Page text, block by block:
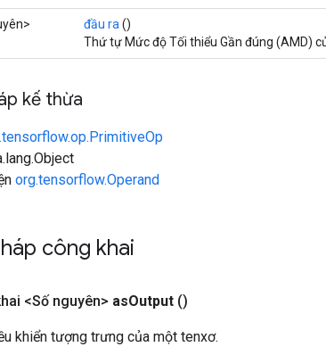
đầu ra ()
Thứ tự Mức độ Tối thiểu Gần đúng (AMD)
kế thừa
org.tensorflow.Operand
công khai
<Số nguyên> asOutput ()
khiển tượng trưng của một tenxơ.